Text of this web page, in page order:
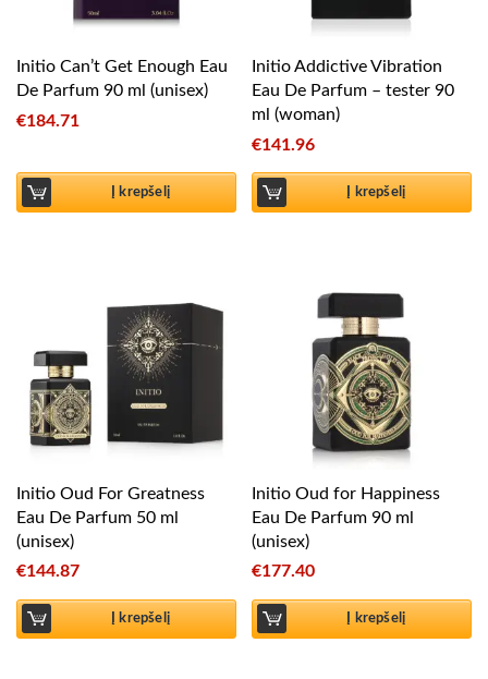
Initio Can’t Get Enough Eau
De Parfum 90 ml (unisex)
€184.71
Į krepšelį
Initio Addictive Vibration
Eau De Parfum – tester 90
ml (woman)
€141.96
Į krepšelį
Initio Oud For Greatness
Eau De Parfum 50 ml
(unisex)
€144.87
Į krepšelį
Initio Oud for Happiness
Eau De Parfum 90 ml
(unisex)
€177.40
Į krepšelį